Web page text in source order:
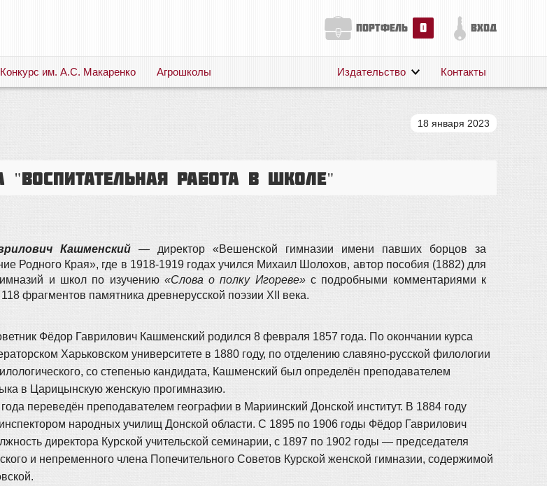
портфель 0 вход
Конкурс им. А.С. Макаренко Агрошколы
Публикации
Издательство Контакты
18 января 2023
РАБОТА В ШКОЛЕ"
Кашменский — директор «Вешенской гимназии имени павших борцов за
Родного Края», где в 1918-1919 годах учился Михаил Шолохов, автор пособия (1882) для
и школ по изучению «Слова о полку Игореве»с подробными комментариями к
фрагментов памятника древнерусской поэзии XII века.
Фёдор Гаврилович Кашменский родился 8 февраля 1857 года. По окончании курса
Харьковском университете в 1880 году, по отделению славяно-русской филологии
со степенью кандидата, Кашменский был определён преподавателем
в Царицынскую женскую прогимназию.
переведён преподавателем географии в Мариинский Донской институт. В 1884 году
народных училищ Донской области. С 1895 по 1906 годы Фёдор Гаврилович
директора Курской учительской семинарии, с 1897 по 1902 годы — председателя
и непременного члена Попечительного Советов Курской женской гимназии, содержимой